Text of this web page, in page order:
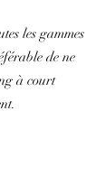
les gammes
de ne
à court